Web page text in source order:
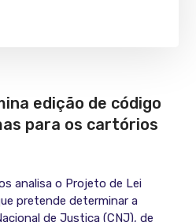
edição de código
para os cartórios
analisa o Projeto de Lei
pretende determinar a
de Justiça (CNJ), de